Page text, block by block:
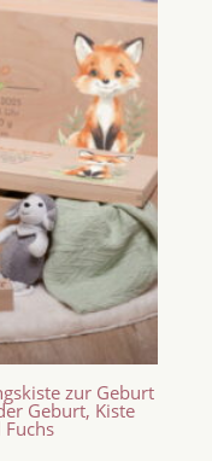
zur Geburt
Geburt, Kiste